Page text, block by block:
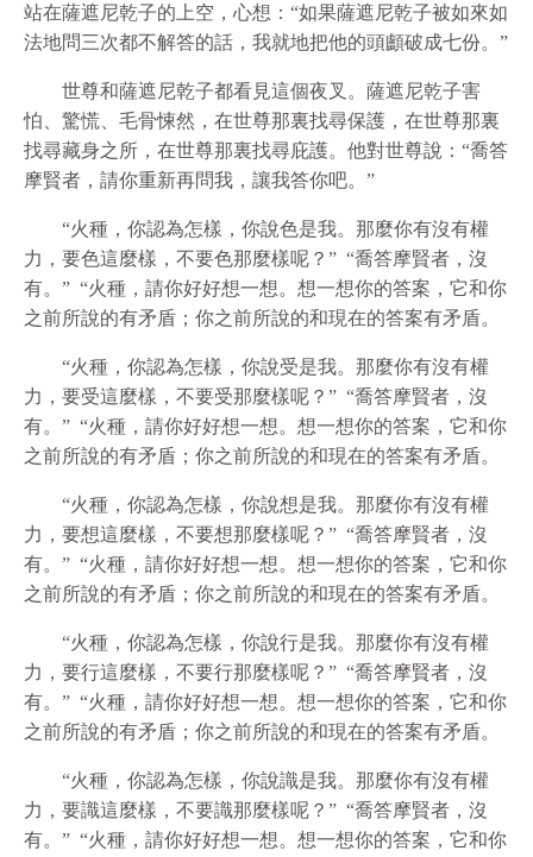
站在薩遮尼乾子的上空，心想：“如果薩遮尼乾子被如來如
法地問三次都不解答的話，我就地把他的頭顱破成七份。”
世尊和薩遮尼乾子都看見這個夜叉。薩遮尼乾子害
怕、驚慌、毛骨悚然，在世尊那裏找尋保護，在世尊那裏
找尋藏身之所，在世尊那裏找尋庇護。他對世尊說：“喬答
摩賢者，請你重新再問我，讓我答你吧。”
“火種，你認為怎樣，你說色是我。那麼你有沒有權
力，要色這麼樣，不要色那麼樣呢？” “喬答摩賢者，沒
有。” “火種，請你好好想一想。想一想你的答案，它和你
之前所說的有矛盾；你之前所說的和現在的答案有矛盾。
“火種，你認為怎樣，你說受是我。那麼你有沒有權
力，要受這麼樣，不要受那麼樣呢？” “喬答摩賢者，沒
有。” “火種，請你好好想一想。想一想你的答案，它和你
之前所說的有矛盾；你之前所說的和現在的答案有矛盾。
“火種，你認為怎樣，你說想是我。那麼你有沒有權
力，要想這麼樣，不要想那麼樣呢？” “喬答摩賢者，沒
有。” “火種，請你好好想一想。想一想你的答案，它和你
之前所說的有矛盾；你之前所說的和現在的答案有矛盾。
“火種，你認為怎樣，你說行是我。那麼你有沒有權
力，要行這麼樣，不要行那麼樣呢？” “喬答摩賢者，沒
有。” “火種，請你好好想一想。想一想你的答案，它和你
之前所說的有矛盾；你之前所說的和現在的答案有矛盾。
“火種，你認為怎樣，你說識是我。那麼你有沒有權
力，要識這麼樣，不要識那麼樣呢？” “喬答摩賢者，沒
有。” “火種，請你好好想一想。想一想你的答案，它和你